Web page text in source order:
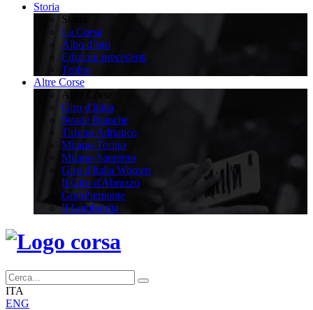
Storia
Storia
La Corsa
Albo d’oro
Edizioni precedenti
Trofeo
Altre Corse
Altre Corse
Giro d'Italia
Strade Bianche
Tirreno Adriatico
Milano-Torino
Milano-Sanremo
Giro d'Italia Women
Il Giro d'Abruzzo
GranPiemonte
Il Lombardia
ITA
ENG